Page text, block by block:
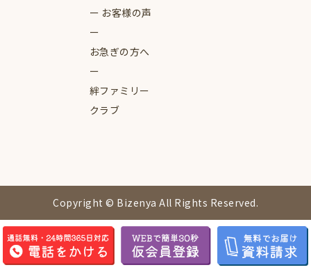
お客様の声
お急ぎの方へ
絆ファミリー
クラブ
Copyright © Bizenya All Rights Reserved.